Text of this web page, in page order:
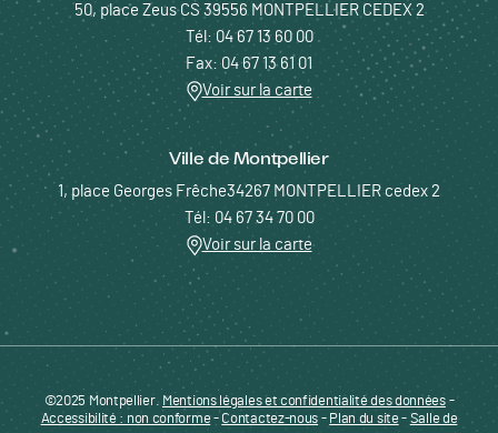
50, place Zeus CS 39556 MONTPELLIER CEDEX 2
Tél: 04 67 13 60 00
Fax: 04 67 13 61 01
Voir sur la carte
Ville de Montpellier
1, place Georges Frêche34267 MONTPELLIER cedex 2
Tél: 04 67 34 70 00
Voir sur la carte
Pied de page - Menu bas - ENTREPRENDRE
©2025 Montpellier. Mentions légales et confidentialité des données-
Accessibilité : non conforme- Contactez-nous - Plan du site- Salle de